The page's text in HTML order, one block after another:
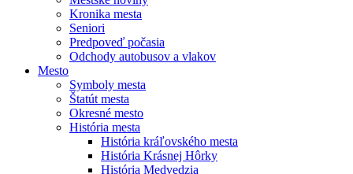
Kronika mesta
Seniori
Predpoveď počasia
Odchody autobusov a vlakov
Mesto
Symboly mesta
Štatút mesta
Okresné mesto
História mesta
História kráľovského mesta
História Krásnej Hôrky
História Medvedzia